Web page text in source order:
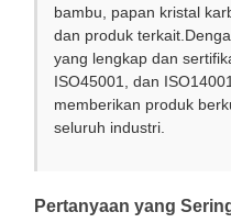
bambu, papan kristal
dan produk
yang lengkap dan
ISO45001, dan
memberikan produk
seluruh industri.
Pertanyaan yang